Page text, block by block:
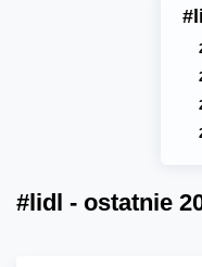
#lidl - ostatnie